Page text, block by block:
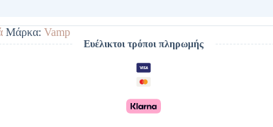
Μάρκα: Vamp
Ευέλικτοι τρόποι πληρωμής